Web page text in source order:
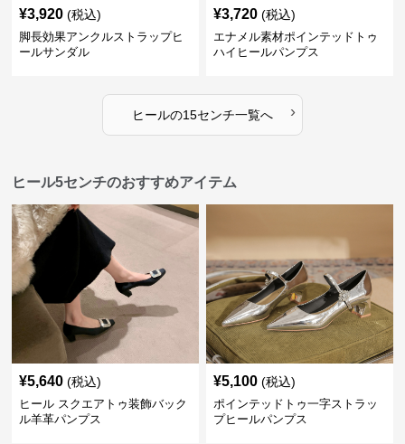
¥3,920 (税込)
脚長効果アンクルストラップヒ
ールサンダル
¥3,720 (税込)
エナメル素材ポインテッドトゥ
ハイヒールパンプス
ヒールの15センチ一覧へ ›
ヒール5センチのおすすめアイテム
¥5,640 (税込)
ヒール スクエアトゥ装飾バック
ル羊革パンプス
¥5,100 (税込)
ポインテッドトゥ一字ストラッ
プヒールパンプス